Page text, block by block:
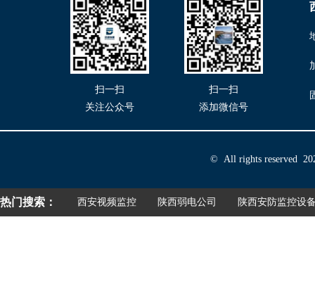
扫一扫
关注公众号
扫一扫
添加微信号
© All rights reserved
热门搜索： 西安视频监控 陕西弱电公司 陕西安防监控设